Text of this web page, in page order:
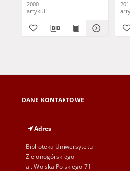
2000
artykuł
DANE KONTAKTOWE
Adres
Biblioteka Uniwersytetu
Zielonogórskiego
al. Wojska Polskiego 71